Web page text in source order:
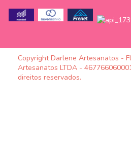
Copyright Darlene Artesanatos -
Artesanatos LTDA -
direitos reservados.